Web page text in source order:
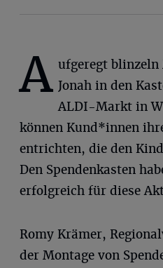
A ufgeregt
Jonah in den
ALDI-Markt in
können Kund*innen
entrichten, die den
Den Spendenkasten
erfolgreich für diese
Romy Krämer,
der Montage von